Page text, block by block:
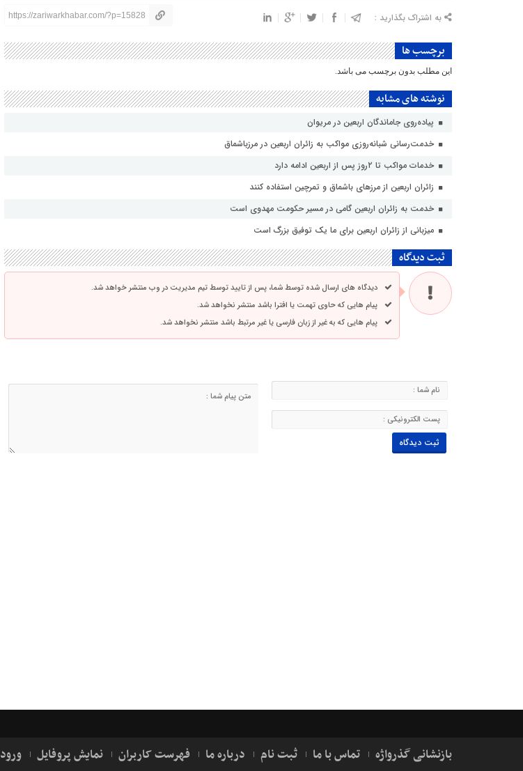
به اشتراک بگذارید : https://zariwarkhabar.com/?p=15828
برچسب ها
این مطلب بدون برچسب می باشد.
نوشته های مشابه
پیاده‌روی جاماندگان اربعین در مریوان
خدمت‌رسانی شبانه‌روزی مواکب به زائران اربعین در مرزباشماق
خدمات مواکب تا ۲روز پس از اربعین ادامه دارد
زائران اربعین از مرزهای باشماق و تمرچین استفاده کنند
خدمت به زائران اربعین گامی در مسیر حکومت مهدوی است
میزبانی از زائران اربعین برای ما یک توفیق بزرگ است
ثبت دیدگاه
دیدگاه های ارسال شده توسط شما، پس از تایید توسط تیم مدیریت در وب منتشر خواهد شد.
پیام هایی که حاوی تهمت یا افترا باشد منتشر نخواهد شد.
پیام هایی که به غیر از زبان فارسی یا غیر مرتبط باشد منتشر نخواهد شد.
بازنشانی گذرواژه تماس با ما ثبت نام درباره ما فهرست کاربران نمایش پروفایل ورود